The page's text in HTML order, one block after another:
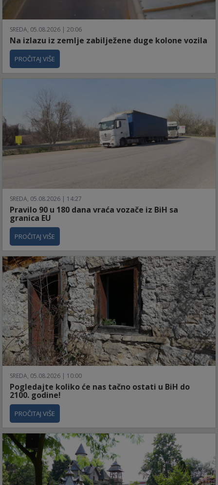
SREDA, 05.08.2026 | 20:06
Na izlazu iz zemlje zabilježene duge kolone vozila
PROČITAJ VIŠE
SREDA, 05.08.2026 | 14:27
Pravilo 90 u 180 dana vraća vozače iz BiH sa
granica EU
PROČITAJ VIŠE
SREDA, 05.08.2026 | 10:00
Pogledajte koliko će nas tačno ostati u BiH do
2100. godine!
PROČITAJ VIŠE